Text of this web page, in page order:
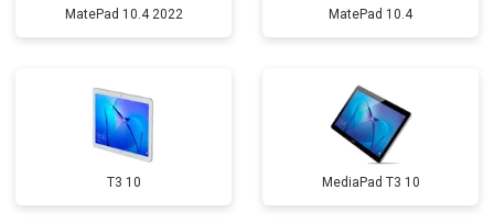
MatePad 10.4 2022 MatePad 10.4
T3 10 MediaPad T3 10